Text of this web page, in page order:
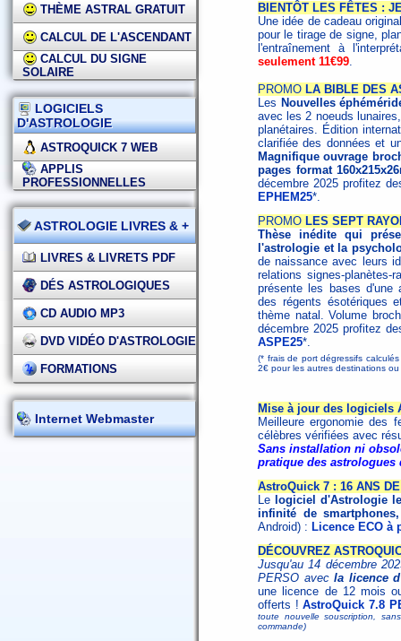
THÈME ASTRAL GRATUIT
CALCUL DE L'ASCENDANT
CALCUL DU SIGNE
SOLAIRE
LOGICIELS
D'ASTROLOGIE
ASTROQUICK 7 WEB
APPLIS
PROFESSIONNELLES
ASTROLOGIE LIVRES & +
LIVRES & LIVRETS PDF
DÉS ASTROLOGIQUES
CD AUDIO MP3
DVD VIDÉO D'ASTROLOGIE
FORMATIONS
Internet Webmaster
BIENTÔT LES FÊTES :
Une idée de cadeau
pour le tirage de signe,
l'entraînement à
seulement 11€99.
PROMO LA BIBLE DES
Les Nouvelles
avec les 2 noeuds
planétaires. Édition
clarifiée des données et
Magnifique ouvrage
pages format
décembre 2025 profitez
EPHEM25*.
PROMO LES SEPT
Thèse inédite qui
l'astrologie et la
de naissance avec leurs
relations signes-planètes-
présente les bases d'une
des régents ésotériques
thème natal. Volume
décembre 2025 profitez
ASPE25*.
(* frais de port dégressifs
2€ pour les autres destinations
Mise à jour des logiciels
Meilleure ergonomie des
célèbres vérifiées avec
Sans installation ni
pratique des astrologues
AstroQuick 7 : 16 ANS
Le logiciel d'Astrologie
infinité de
Android) : Licence ECO à
DÉCOUVREZ
Jusqu'au 14 décembre
PERSO avec la licence
une licence de 12 mois
offerts !AstroQuick 7.8
toute nouvelle souscription,
commande)